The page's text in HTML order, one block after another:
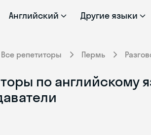
Английский Другие языки
Все репетиторы Пермь
по английскому